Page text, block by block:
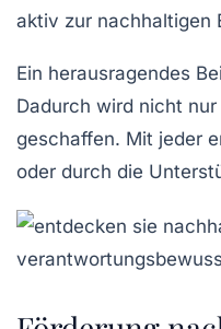
aktiv zur nachhaltigen
Ein herausragendes
Dadurch wird nicht nur
geschaffen. Mit jeder
oder durch die